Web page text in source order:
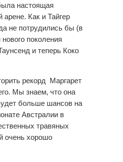
настоящая
арене. Как и Тайгер
не потрудились бы (в
поколения
и теперь Коко
рекорд Маргарет
Мы знаем, что она
больше шансов на
Австралии в
травяных
очень хорошо